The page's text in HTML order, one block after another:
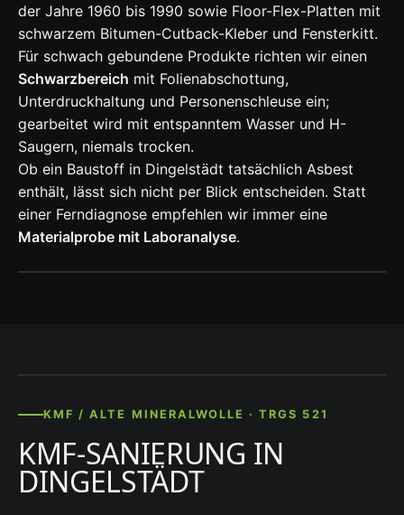
der Jahre 1960 bis 1990 sowie Floor-Flex-Platten mit
schwarzem Bitumen-Cutback-Kleber und Fensterkitt.
Für schwach gebundene Produkte richten wir einen
Schwarzbereich mit Folienabschottung,
Unterdruckhaltung und Personenschleuse ein;
gearbeitet wird mit entspanntem Wasser und H-
Saugern, niemals trocken.
Ob ein Baustoff in Dingelstädt tatsächlich Asbest
enthält, lässt sich nicht per Blick entscheiden. Statt
einer Ferndiagnose empfehlen wir immer eine
Materialprobe mit Laboranalyse.
KMF / ALTE MINERALWOLLE · TRGS 521
KMF-SANIERUNG IN
DINGELSTÄDT